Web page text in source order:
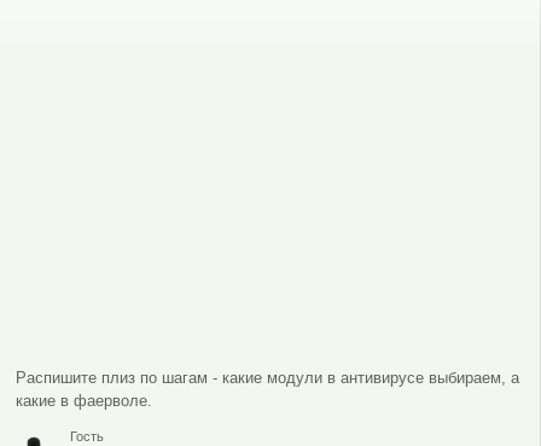
Распишите плиз по шагам - какие модули в антивирусе выбираем, а
какие в фаерволе.
Гость